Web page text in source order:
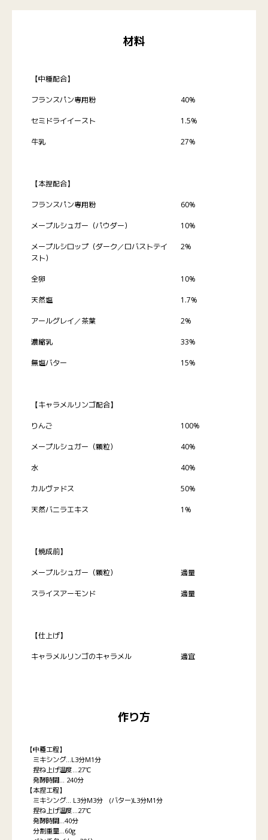
材料
【中種配合】
フランスパン専用粉 40%
セミドライイースト 1.5%
牛乳 27%
【本捏配合】
フランスパン専用粉 60%
メープルシュガー（パウダー） 10%
メープルシロップ（ダーク／ロバストテイ
スト）
2%
全卵 10%
天然塩 1.7%
アールグレイ／茶葉 2%
濃縮乳 33%
無塩バター 15%
【キャラメルリンゴ配合】
りんご 100%
メープルシュガー（顆粒） 40%
水 40%
カルヴァドス 50%
天然バニラエキス 1%
【焼成前】
メープルシュガー（顆粒） 適量
スライスアーモンド 適量
【仕上げ】
キャラメルリンゴのキャラメル 適宜
作り方
【中種工程】
ミキシング…L3分M1分
捏ね上げ温度…27℃
発酵時間… 240分
【本捏工程】
ミキシング… L3分M3分 (バター)L3分M1分
捏ね上げ温度…27℃
発酵時間…40分
分割重量…60g